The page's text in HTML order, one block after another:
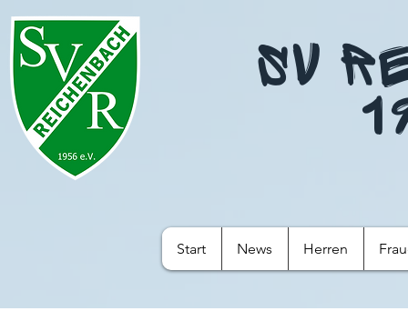
SV
Start News Herren